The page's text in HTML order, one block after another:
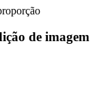
de imagem